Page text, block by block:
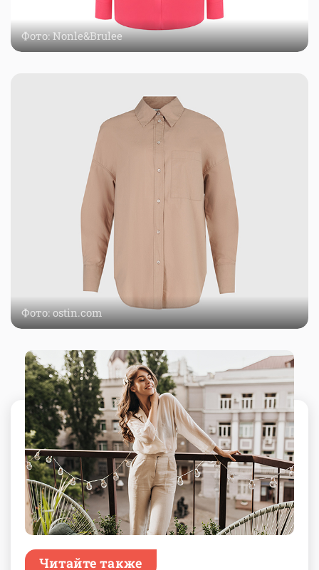
Фото: Nonle&Brulee
Фото: ostin.com
Читайте также